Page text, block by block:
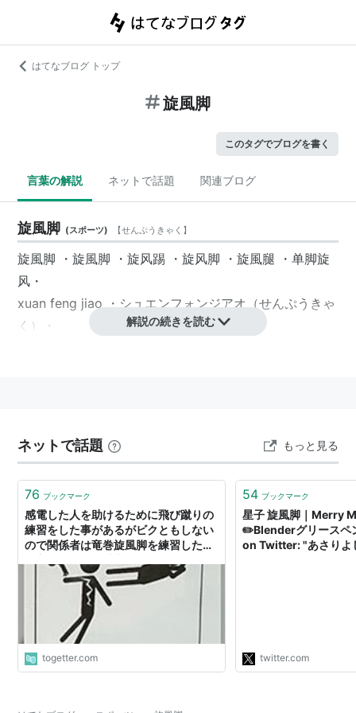
はてなブログ トップ
旋風脚
このタグでブログを書く
言葉の解説 ネットで話題 関連ブログ
旋風脚 (スポーツ) 【せんぷうきゃく 】
旋風脚 ・旋風脚 ・旋风踢 ・旋风脚 ・旋風腿 ・单脚旋
风・
xuan feng jiao ・シュエンフォンジアオ（せんぷうきゃ
く）・
中国拳法では古くから確立された技で、最近ではテッコ
ンドウで洗練された技となっています。
旋風脚にも「現地式」「上歩式」「助走式」の跳躍があ
ります。
『単脚』等の「着地系」の技と、『胴回し』等の「捨て
身系」の技に分けられます。
主に、跳躍した脚を旋回させ相手を攻撃する大技。
回転方向も、正回転の「表」と逆回転の「裏」がありま
す。
解説の続きを読む
ネットで話題 もっと見る
76 ブックマーク
感電した人を助けるために飛び蹴りの
練習をした事があるがビクともしない
ので関係者は竜巻旋風脚を練習した方
識者が集まる
togetter.com
54 ブックマーク
星子 旋風脚｜Merry
✏️Blenderグリースペ
on Twitter: "あさりよ
twitter.com